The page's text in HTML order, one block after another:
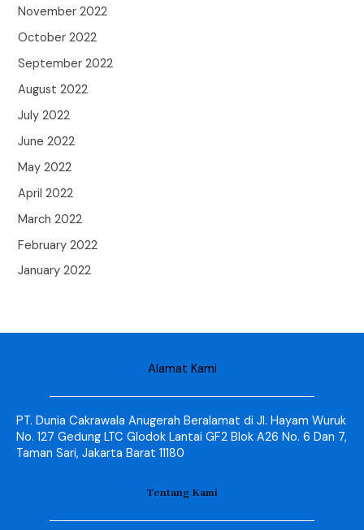
November 2022
October 2022
September 2022
August 2022
July 2022
June 2022
May 2022
April 2022
March 2022
February 2022
January 2022
Alamat Kami
PT. Dunia Cakrawala Anugerah Beralamat di Jl. Hayam Wuruk
No. 127 Gedung LTC Glodok Lantai GF2 Blok A26 No. 6 Dan 7,
Taman Sari, Jakarta Barat 11180
Tentang Kami